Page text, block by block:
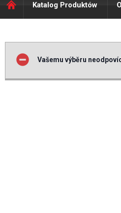
Katalog Produktów
Vašemu výběru